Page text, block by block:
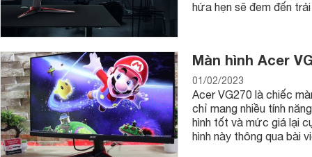
hứa hẹn sẽ đem đến
Màn hình Acer
01/02/2023
Acer VG270 là chiếc
chỉ mang nhiều tính
hình tốt và mức giá lại
hình này thông qua bài